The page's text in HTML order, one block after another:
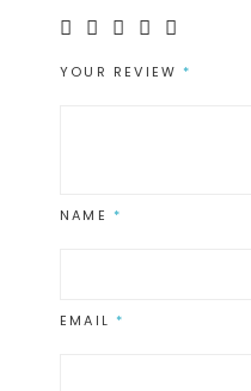
YOUR REVIEW *
NAME *
EMAIL *